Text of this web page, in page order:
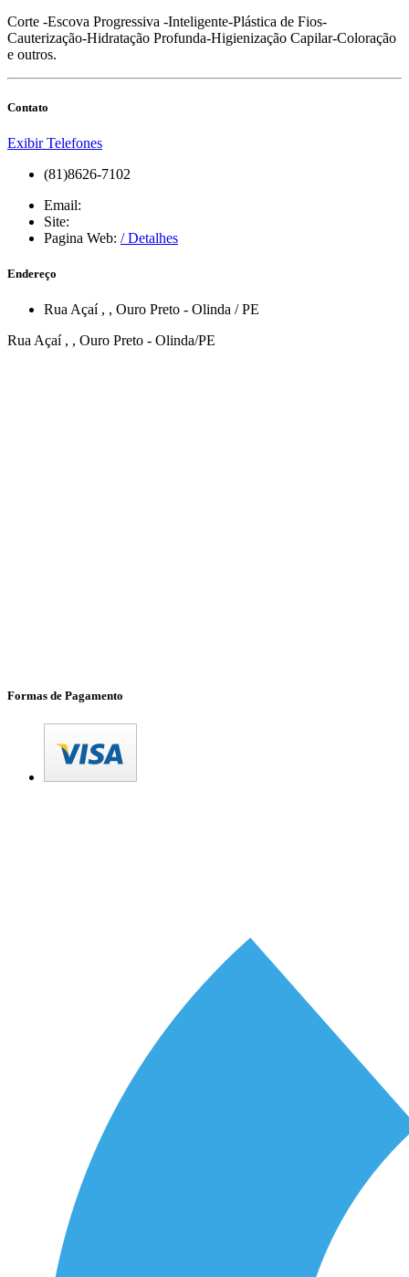
Corte -Escova Progressiva -Inteligente-Plástica de Fios-
Cauterização-Hidratação Profunda-Higienização Capilar-Coloração
e outros.
Contato
Exibir Telefones
(81)8626-7102
Email:
Site:
Pagina Web: / Detalhes
Endereço
Rua Açaí , , Ouro Preto - Olinda /PE
Rua Açaí , , Ouro Preto - Olinda/PE
Formas de Pagamento